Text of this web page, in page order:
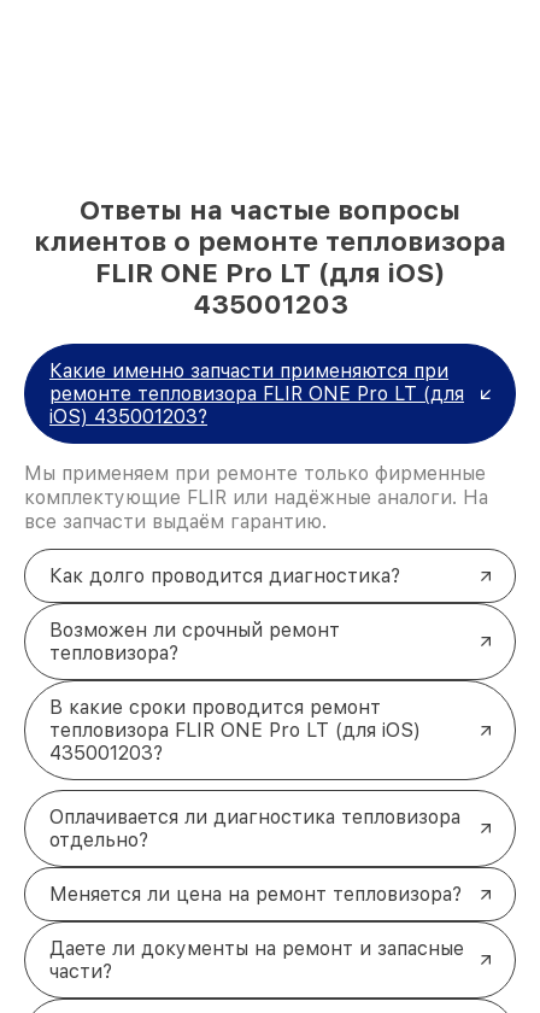
Ответы на частые вопросы
клиентов о ремонте тепловизора
FLIR ONE Pro LT (для iOS)
435001203
Какие именно запчасти применяются при
ремонте тепловизора FLIR ONE Pro LT (для
iOS) 435001203?
Мы применяем при ремонте только фирменные
комплектующие FLIR или надёжные аналоги. На
все запчасти выдаём гарантию.
Как долго проводится диагностика?
Возможен ли срочный ремонт
тепловизора?
В какие сроки проводится ремонт
тепловизора FLIR ONE Pro LT (для iOS)
435001203?
Оплачивается ли диагностика тепловизора
отдельно?
Меняется ли цена на ремонт тепловизора?
Даете ли документы на ремонт и запасные
части?